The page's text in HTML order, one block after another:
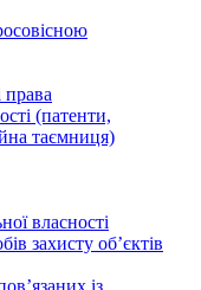
права
(патенти,
таємниця)
власності
захисту об’єктів